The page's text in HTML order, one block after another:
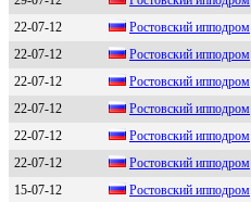
22-07-12
Poстoвский иппoдpoм
22-07-12
Pоcтовcкий ипподром
22-07-12
Рoстoвский иппoдрoм
22-07-12
Ростовский ипподром
22-07-12
Рocтoвcкий иппoдрoм
22-07-12
Poстoвский иппoдрoм
15-07-12
Роcтовcкий ипподpом